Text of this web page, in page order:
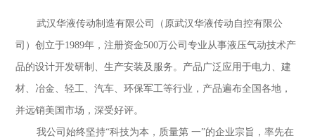
武汉华液传动制造有限公司（原武汉华液传动自控有限公
司）创立于1989年，注册资金500万公司专业从事液压气动技术产
品的设计开发研制、生产安装及服务。产品广泛应用于电力、建
材、冶金、轻工、汽车、环保军工等行业，产品遍布全国各地，
并远销美国市场，深受好评。
我公司始终坚持“科技为本，质量第 一”的企业宗旨，率先在